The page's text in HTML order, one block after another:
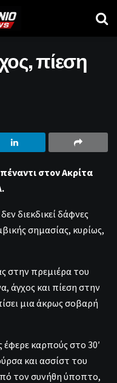
πίεση
στον Ακρίτα
διεκδικεί δάφνες
σημασίας, κυρίως,
στην πρεμιέρα του
άγχος και πίεση στην
μια άκρως σοβαρή
καρπούς στο 30′
και ασσίστ του
τον συνήθη ύποπτο,